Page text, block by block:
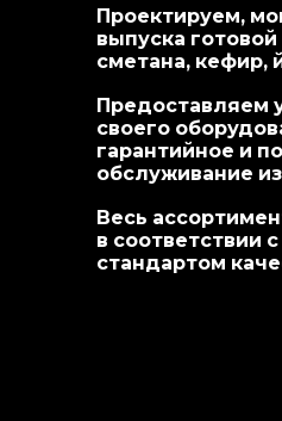
Проектируем,
выпуска
сметана, кефир,
Предоставляем
своего
гарантийное и
обслуживание
Весь
в соответствии
стандартом